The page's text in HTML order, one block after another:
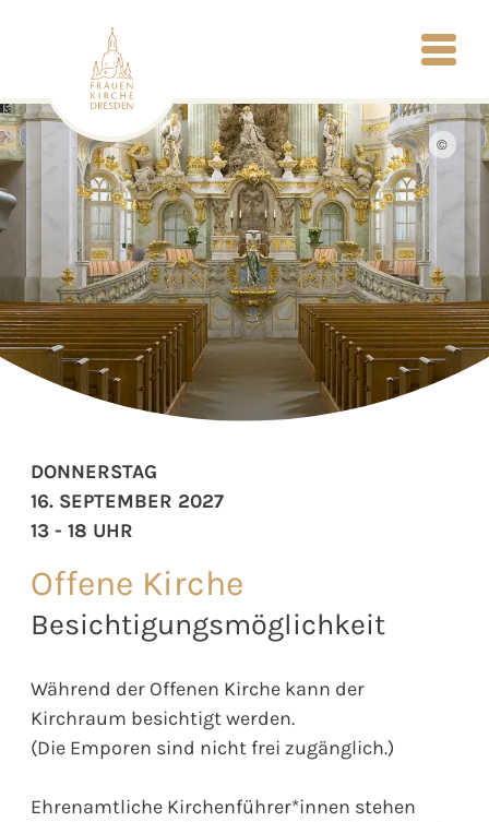
©
Offene Kirche
Besichtigungsmöglichkeit
Während der Offenen Kirche kann der
Kirchraum besichtigt werden.
(Die Emporen sind nicht frei zugänglich.)
Ehrenamtliche Kirchenführer*innen stehen
DONNERSTAG
16. SEPTEMBER 2027
13 - 18 UHR